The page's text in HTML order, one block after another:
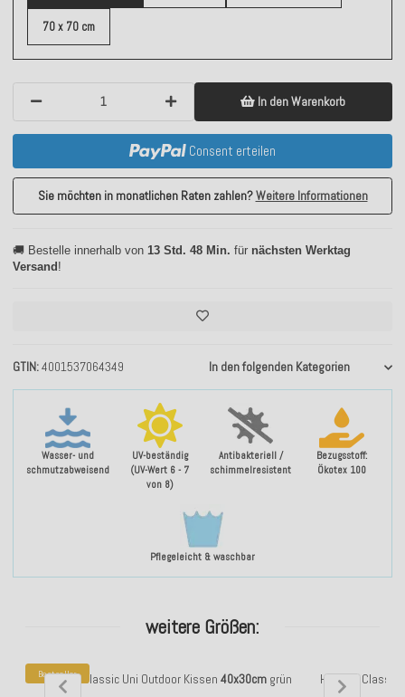
Wasser- und
schmutzabweisend
UV-beständig
(UV-Wert 6 - 7
von 8)
Antibakteriell /
schimmelresistent
Bezugsstoff:
Ökotex 100
Pflegeleicht & waschbar
GTIN 4001537064349 In den folgenden Kategorien
70 x 70 cm
In den Warenkorb
Consent erteilen
Sie möchten in monatlichen Raten zahlen?Weitere Informationen
🚚 Bestelle innerhalb von 13 Std. 48 Min. für nächsten Werktag
Versand!
weitere Größen:
Bestseller
H.O.C.K. Classic Uni Outdoor Kissen 40x30cmgrün H.O.C.K.